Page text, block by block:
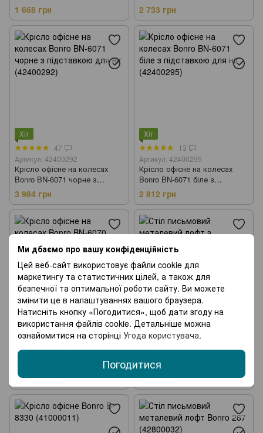
Ми дбаємо про вашу конфіденційність
Цей веб-сайт використовує файли cookie для
маркетингу та статистичних цілей, а також для
безпечної та оптимальної роботи сайту. Ви можете
змінити це в налаштуваннях вашого браузера.
Натисніть кнопку «Погодитися», щоб дати згоду на
використання файлів cookie. Детальніше можна
ознайомитися на сторінці Угода користувача.
Погодитися
(42400174)
1 668 грн
(42400439)
2 733 грн
Хіт
47
Артикул: 42400292
Крісло офісне на колесах
Bonro BN-6071 чорне з
підставкою для ніг
(42400292)
3 984 грн
Хіт
13
Артикул: 42400295
Крісло офісне на колесах
Bonro BN-6071 біле з
підставкою для ніг
(42400295)
2 812 грн
Хіт
2
Крісло офісне на колесах
Bonro BN-6070 біле (42400440)
2 672 грн
Хіт
9
Артикул: 42400172
Стіл письмовий металевий
лофт з полицею Bonro BN-003
2 100 грн